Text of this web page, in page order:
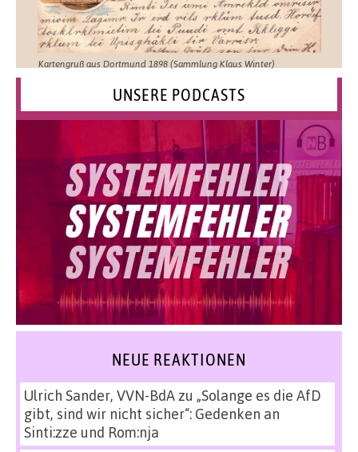
Kartengruß aus Dortmund 1898 (Sammlung Klaus Winter)
UNSERE PODCASTS
NEUE REAKTIONEN
Ulrich Sander, VVN-BdAzu „Solange es die AfD
gibt, sind wir nicht sicher“: Gedenken an
Sinti:zze und Rom:nja